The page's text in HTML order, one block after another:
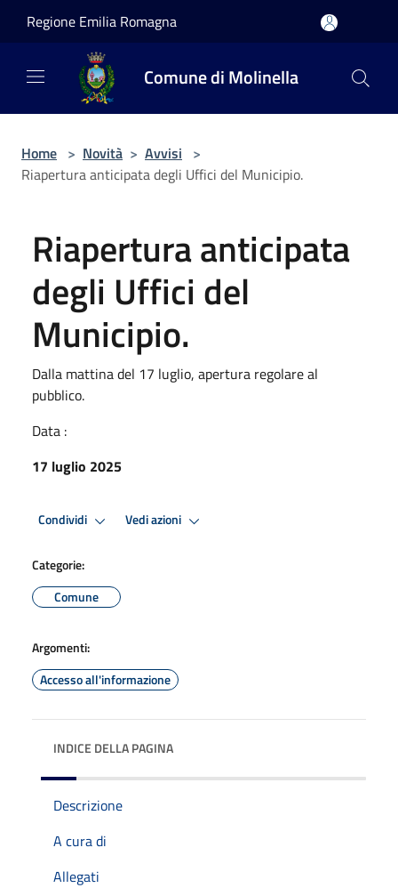
Regione Emilia Romagna
Comune di Molinella
Home > Novità > Avvisi >
Riapertura anticipata degli Uffici del Municipio.
Riapertura anticipata
degli Uffici del
Municipio.
Dalla mattina del 17 luglio, apertura regolare al
pubblico.
Data :
17 luglio 2025
Condividi Vedi azioni
Categorie:
Comune
Argomenti:
Accesso all'informazione
INDICE DELLA PAGINA
Descrizione
A cura di
Allegati